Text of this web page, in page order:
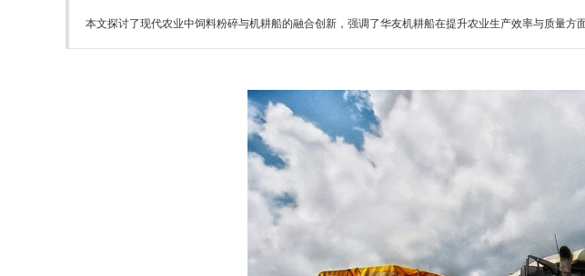
本文探讨了现代农业中饲料粉碎与机耕船的融合创新，强调了华友机耕船在提升农业生产效率与质量方